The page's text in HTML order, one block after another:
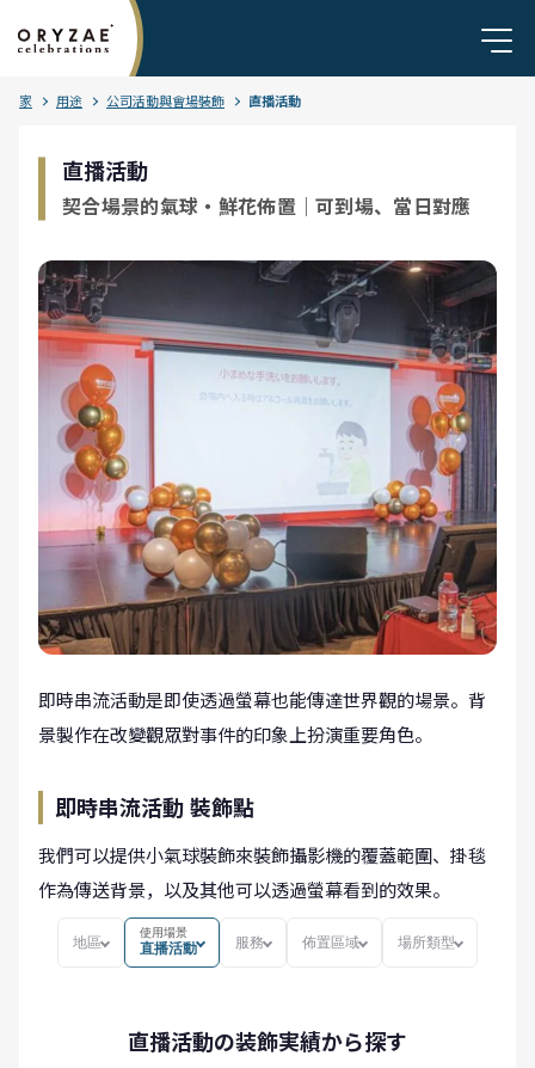
家 用途 公司活動與會場裝飾 直播活動
直播活動
契合場景的氣球・鮮花佈置｜可到場、當日對應
即時串流活動是即使透過螢幕也能傳達世界觀的場景。背
景製作在改變觀眾對事件的印象上扮演重要角色。
即時串流活動 裝飾點
我們可以提供小氣球裝飾來裝飾攝影機的覆蓋範圍、掛毯
作為傳送背景，以及其他可以透過螢幕看到的效果。
地區
使用場景
直播活動 服務 佈置區域 場所類型
直播活動の装飾実績から探す